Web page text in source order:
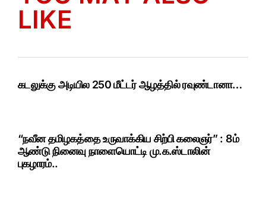
LIKE
கடலுக்கு அடியில 250 மீட்டர் ஆழத்தில் ரவுண்டானா…
“நவீன தமிழகத்தை உருவாக்கிய சிற்பி கலைஞர்” : 8ம்
ஆண்டு நினைவு நாளையொட்டி மு.க.ஸ்டாலின்
புகழாரம்..